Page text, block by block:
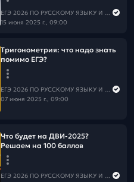
ЕГЭ 2026 ПО РУССКОМУ ЯЗЫКУ И МАТЕМАТИКЕ
15 июня 2025 г., 09:00
Тригонометрия: что надо знать
помимо ЕГЭ?
ЕГЭ 2026 ПО РУССКОМУ ЯЗЫКУ И МАТЕМАТИКЕ
07 июня 2025 г., 09:00
Что будет на ДВИ-2025?
Решаем на 100 баллов
ЕГЭ 2026 ПО РУССКОМУ ЯЗЫКУ И МАТЕМАТИКЕ